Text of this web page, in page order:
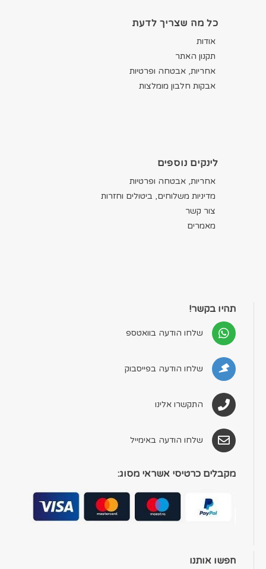
כל מה שצריך לדעת
אודות
תקנון האתר
אחריות, אבטחה ופרטיות
אבקות חלבון מומלצות
לינקים נוספים
אחריות, אבטחה ופרטיות
מדיניות משלוחים, ביטולים וחזרות
צור קשר
מאמרים
תהיו בקשר!
שלחו הודעה בוואטספ
שלחו הודעה בפייסבוק
התקשרו אלינו
שלחו הודעה באימייל
מקבלים כרטיסי אשראי מסוג:
חפשו אותנו